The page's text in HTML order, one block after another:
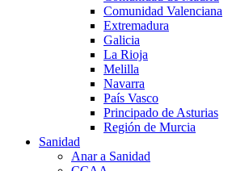
Comunidad Valenciana
Extremadura
Galicia
La Rioja
Melilla
Navarra
País Vasco
Principado de Asturias
Región de Murcia
Sanidad
Anar a Sanidad